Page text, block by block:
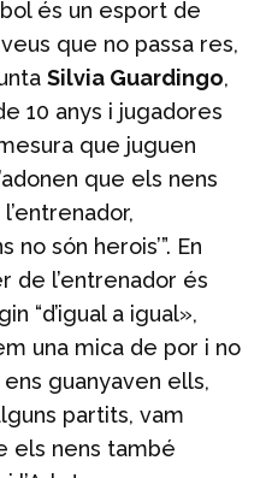
és un esport de
que no passa res,
Silvia Guardingo,
10 anys i jugadores
que juguen
que els nens
són herois’”. En
de l’entrenador és
“d’igual a igual»,
una mica de por i no
guanyaven ells,
partits, vam
els nens també